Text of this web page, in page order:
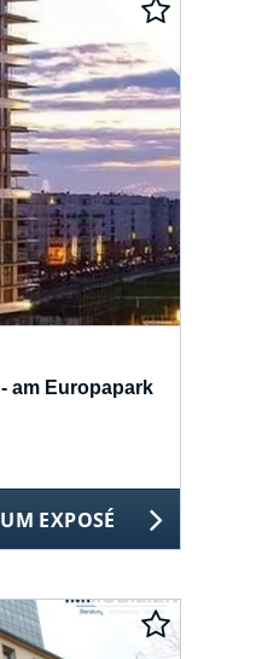
am Europapark
EXPOSÉ